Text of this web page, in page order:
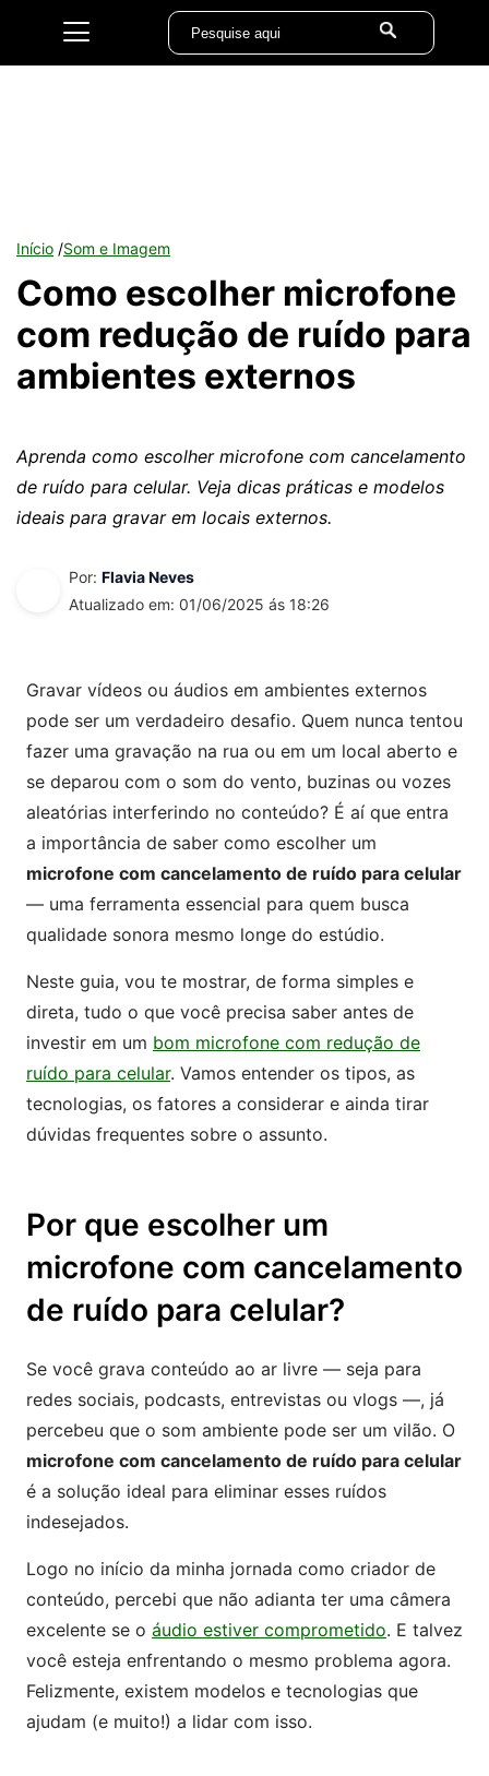
Início /Som e Imagem
Como escolher microfone
com redução de ruído para
ambientes externos
Aprenda como escolher microfone com cancelamento
de ruído para celular. Veja dicas práticas e modelos
ideais para gravar em locais externos.
Por: Flavia Neves
Atualizado em: 01/06/2025 ás 18:26
Gravar vídeos ou áudios em ambientes externos
pode ser um verdadeiro desafio. Quem nunca tentou
fazer uma gravação na rua ou em um local aberto e
se deparou com o som do vento, buzinas ou vozes
aleatórias interferindo no conteúdo? É aí que entra
a importância de saber como escolher um
microfone com cancelamento de ruído para celular
— uma ferramenta essencial para quem busca
qualidade sonora mesmo longe do estúdio.
Neste guia, vou te mostrar, de forma simples e
direta, tudo o que você precisa saber antes de
investir em um bom microfone com redução de
ruído para celular. Vamos entender os tipos, as
tecnologias, os fatores a considerar e ainda tirar
dúvidas frequentes sobre o assunto.
Por que escolher um
microfone com cancelamento
de ruído para celular?
Se você grava conteúdo ao ar livre — seja para
redes sociais, podcasts, entrevistas ou vlogs —, já
percebeu que o som ambiente pode ser um vilão. O
microfone com cancelamento de ruído para celular
é a solução ideal para eliminar esses ruídos
indesejados.
Logo no início da minha jornada como criador de
conteúdo, percebi que não adianta ter uma câmera
excelente se o áudio estiver comprometido. E talvez
você esteja enfrentando o mesmo problema agora.
Felizmente, existem modelos e tecnologias que
ajudam (e muito!) a lidar com isso.